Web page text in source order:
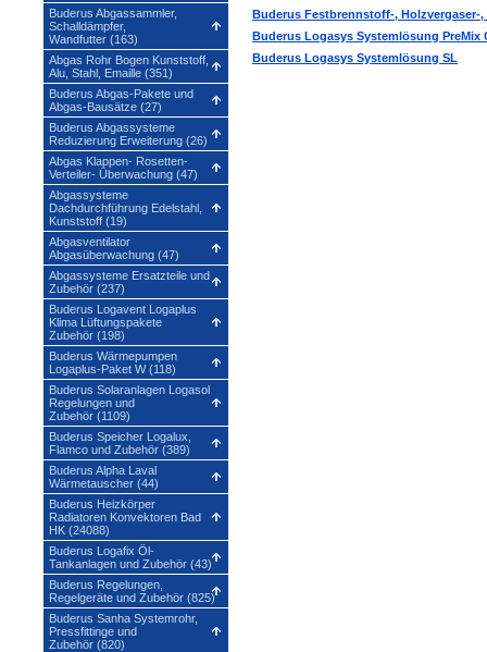
Buderus Abgassammler,
Schalldämpfer,
Wandfutter (163)
Abgas Rohr Bogen Kunststoff,
Alu, Stahl, Emaille (351)
Buderus Abgas-Pakete und
Abgas-Bausätze (27)
Buderus Abgassysteme
Reduzierung Erweiterung (26)
Abgas Klappen- Rosetten-
Verteiler- Überwachung (47)
Abgassysteme
Dachdurchführung Edelstahl,
Kunststoff (19)
Abgasventilator
Abgasüberwachung (47)
Abgassysteme Ersatzteile und
Zubehör (237)
Buderus Logavent Logaplus
Klima Lüftungspakete
Zubehör (198)
Buderus Wärmepumpen
Logaplus-Paket W (118)
Buderus Solaranlagen Logasol
Regelungen und
Zubehör (1109)
Buderus Speicher Logalux,
Flamco und Zubehör (389)
Buderus Alpha Laval
Wärmetauscher (44)
Buderus Heizkörper
Radiatoren Konvektoren Bad
HK (24088)
Buderus Logafix Öl-
Tankanlagen und Zubehör (43)
Buderus Regelungen,
Regelgeräte und Zubehör (825)
Buderus Sanha Systemrohr,
Pressfittinge und
Zubehör (820)
Buderus Festbrennstoff-, Holzvergaser-,
Buderus Logasys Systemlösung PreMix
Buderus Logasys Systemlösung SL